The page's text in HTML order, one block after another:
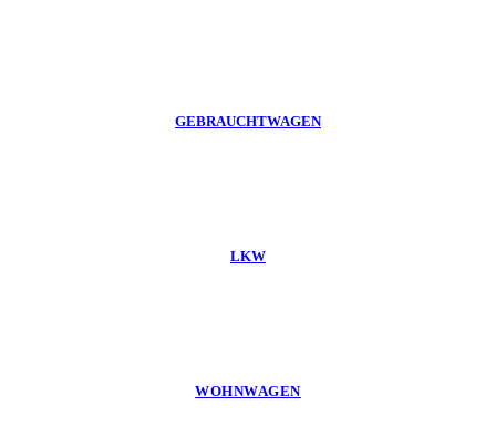
GEBRAUCHTWAGEN
LKW
WOHNWAGEN